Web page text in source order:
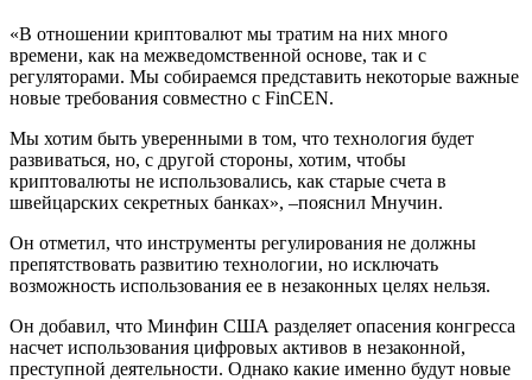
«В отношении криптовалют мы тратим на них много
времени, как на межведомственной основе, так и с
регуляторами. Мы собираемся представить некоторые важные
новые требования совместно с FinCEN.
Мы хотим быть уверенными в том, что технология будет
развиваться, но, с другой стороны, хотим, чтобы
криптовалюты не использовались, как старые счета в
швейцарских секретных банках», –пояснил Мнучин.
Он отметил, что инструменты регулирования не должны
препятствовать развитию технологии, но исключать
возможность использования ее в незаконных целях нельзя.
Он добавил, что Минфин США разделяет опасения конгресса
насчет использования цифровых активов в незаконной,
преступной деятельности. Однако какие именно будут новые